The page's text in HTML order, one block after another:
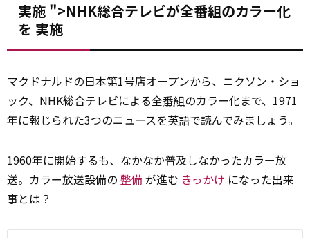
実施 ">NHK総合テレビが全番組のカラー化
を 実施
マクドナルドの日本第1号店オープンから、ニクソン・ショ
ック、NHK総合テレビによる全番組のカラー化まで、1971
年に報じられた3つのニュースを英語で読んでみましょう。
1960年に開始するも、なかなか普及しなかったカラー放
送。カラー放送設備の 整備が進む きっかけ になった出来
事とは？